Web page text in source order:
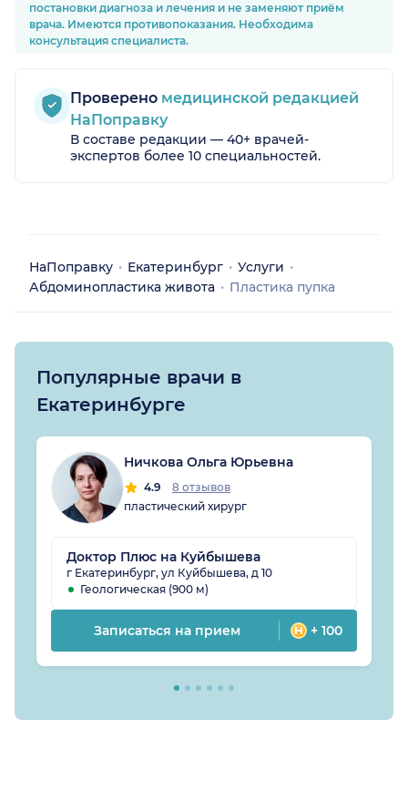
постановки диагноза и лечения и не заменяют приём
врача. Имеются противопоказания. Необходима
консультация специалиста.
Проверено медицинской редакцией
НаПоправку
В составе редакции — 40+ врачей-
экспертов более 10 специальностей.
НаПоправку Екатеринбург
Услуги
Абдоминопластика живота
Пластика пупка
Популярные врачи в
Екатеринбурге
Ничкова Ольга Юрьевна
4.9
8 отзывов
пластический хирург
Доктор Плюс на Куйбышева
г Екатеринбург, ул Куйбышева, д 10
Геологическая (900 м)
Записаться на прием + 100